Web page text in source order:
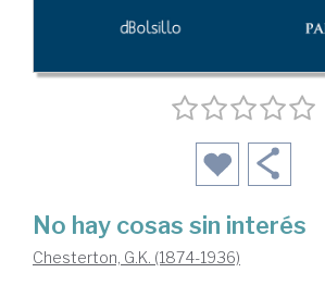
No hay cosas sin interés
Chesterton, G.K. (1874-1936)